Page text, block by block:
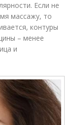
Если не
массажу, то
контуры
– менее
и